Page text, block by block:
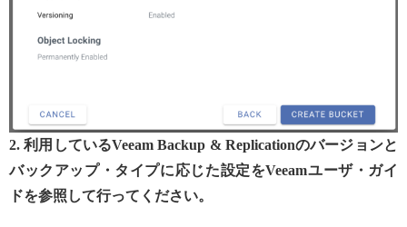
2. 利用しているVeeam Backup & Replicationのバージョンと
バックアップ・タイプに応じた設定をVeeamユーザ・ガイ
ドを参照して行ってください。